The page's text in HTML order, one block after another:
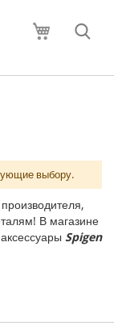
Моя
выбору.
В магазине
Spigen